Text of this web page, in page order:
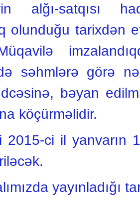
alğı-satqısı
olunduğu tarixdən
Müqavilə
səhmlərə görə
bəyan
köçürməlidir.
2015-ci il yanvarın
yayınladığı